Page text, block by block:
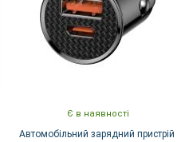
Є в наявності
Автомобільний зарядний пристрій